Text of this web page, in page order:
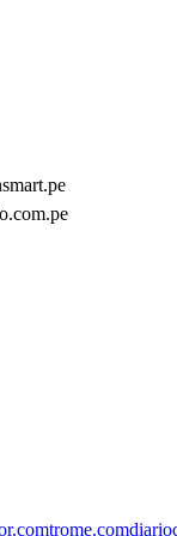
trome.com